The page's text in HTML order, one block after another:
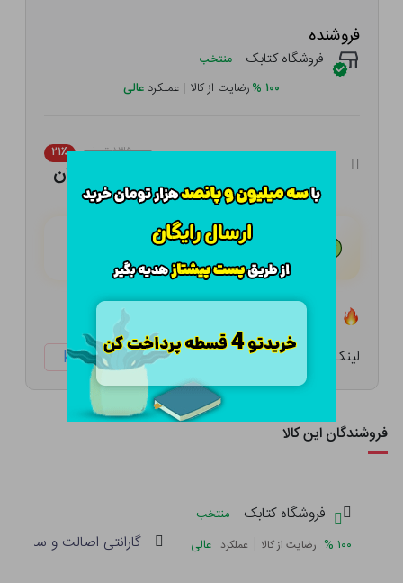
فروشنده
فروشگاه کتابک منتخب
۱۰۰ %رضایت از کالا | عملکرد عالی
۱۳۵,۰۰۰ تومان ۲۱٪
هـر قسط با تــرب‌پــی:
۴ قسط مــاهـانـه؛ بـدون سـود، چـک و ضـامـن
لینک کوتاه: ketabtala.com/sbp-7436
فروشندگان این کالا
فروشگاه کتابک
منتخب
۱۰۰ % رضایت از کالا | عملکرد عالی گارانتی اصالت و سلامت